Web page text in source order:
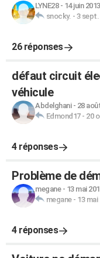
LYNE28- 14 juin
snocky. - 3 sept.
26 réponses
défaut circuit
véhicule
Abdelghani- 28
Edmond17- 20
4 réponses
Problème de
megane- 13 mai
megane- 13 mai
4 réponses